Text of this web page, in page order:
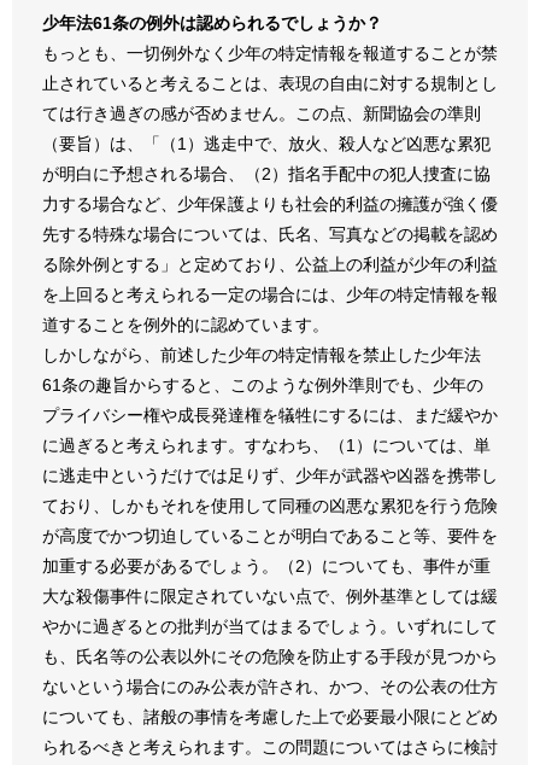
少年法61条の例外は認められるでしょうか？
もっとも、一切例外なく少年の特定情報を報道することが禁
止されていると考えることは、表現の自由に対する規制とし
ては行き過ぎの感が否めません。この点、新聞協会の準則
（要旨）は、「（1）逃走中で、放火、殺人など凶悪な累犯
が明白に予想される場合、（2）指名手配中の犯人捜査に協
力する場合など、少年保護よりも社会的利益の擁護が強く優
先する特殊な場合については、氏名、写真などの掲載を認め
る除外例とする」と定めており、公益上の利益が少年の利益
を上回ると考えられる一定の場合には、少年の特定情報を報
道することを例外的に認めています。
しかしながら、前述した少年の特定情報を禁止した少年法
61条の趣旨からすると、このような例外準則でも、少年の
プライバシー権や成長発達権を犠牲にするには、まだ緩やか
に過ぎると考えられます。すなわち、（1）については、単
に逃走中というだけでは足りず、少年が武器や凶器を携帯し
ており、しかもそれを使用して同種の凶悪な累犯を行う危険
が高度でかつ切迫していることが明白であること等、要件を
加重する必要があるでしょう。（2）についても、事件が重
大な殺傷事件に限定されていない点で、例外基準としては緩
やかに過ぎるとの批判が当てはまるでしょう。いずれにして
も、氏名等の公表以外にその危険を防止する手段が見つから
ないという場合にのみ公表が許され、かつ、その公表の仕方
についても、諸般の事情を考慮した上で必要最小限にとどめ
られるべきと考えられます。この問題についてはさらに検討